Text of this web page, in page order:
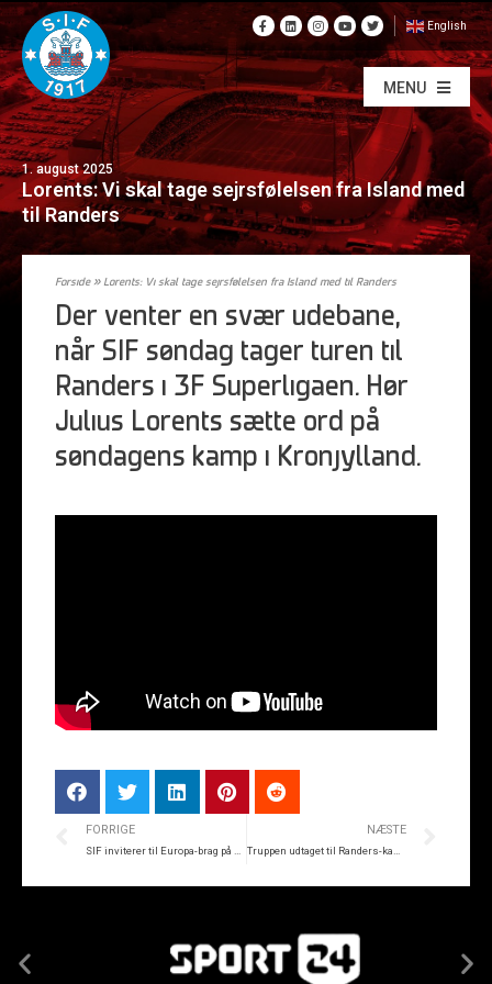
English
MENU
1. august 2025
Lorents: Vi skal tage sejrsfølelsen fra Island med
til Randers
Forside» Lorents: Vi skal tage sejrsfølelsen fra Island med til Randers
Der venter en svær udebane,
når SIF søndag tager turen til
Randers i 3F Superligaen. Hør
Julius Lorents sætte ord på
søndagens kamp i Kronjylland.
FORRIGE NÆSTE